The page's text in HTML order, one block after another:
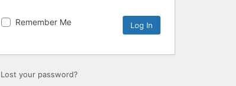
Remember Me
Lost your password?